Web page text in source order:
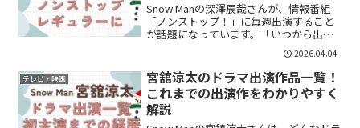
Snow Manの深澤辰哉さんが、情報番組
「ノンストップ！」に毎週出演すること
が話題になっています。「いつから出
演？」「毎週ってレギュラー？」と気に
なっている方も多いのではないでしょう
か。結論から言うと、深澤辰哉さんは
2026年3月30日か...
2026.04.04
テレビ・映画
宮舘涼太のドラマ出演作品一覧！
これまでの出演作をわかりやすく
解説